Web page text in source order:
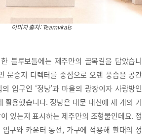
이미지 출처: Teamvirals
블루보틀에는 제주만의 골목길을 담았습니
문승지 디렉터를 중심으로 오랜 풍습을 공간
입구인 ‘정낭’과 마을의 광장이자 사랑방인
활용했습니다. 정낭은 대문 대신에 세 개의 기
있는지 표시하는 제주만의 조형물인데요. 정
구와 카운터 동선, 가구에 적용해 환대의 정